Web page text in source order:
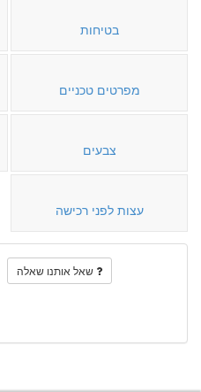
בטיחות
מפרטים טכניים
צבעים
עצות לפני רכישה
שאל אותנו שאלה